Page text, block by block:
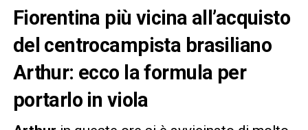
Fiorentina più vicina all’acquisto
del centrocampista brasiliano
Arthur: ecco la formula per
portarlo in viola